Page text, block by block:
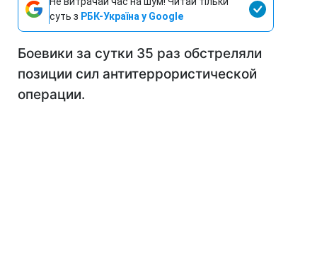
суть з РБК-Україна у Google
Боевики за сутки 35 раз обстреляли
позиции сил антитеррористической
операции.